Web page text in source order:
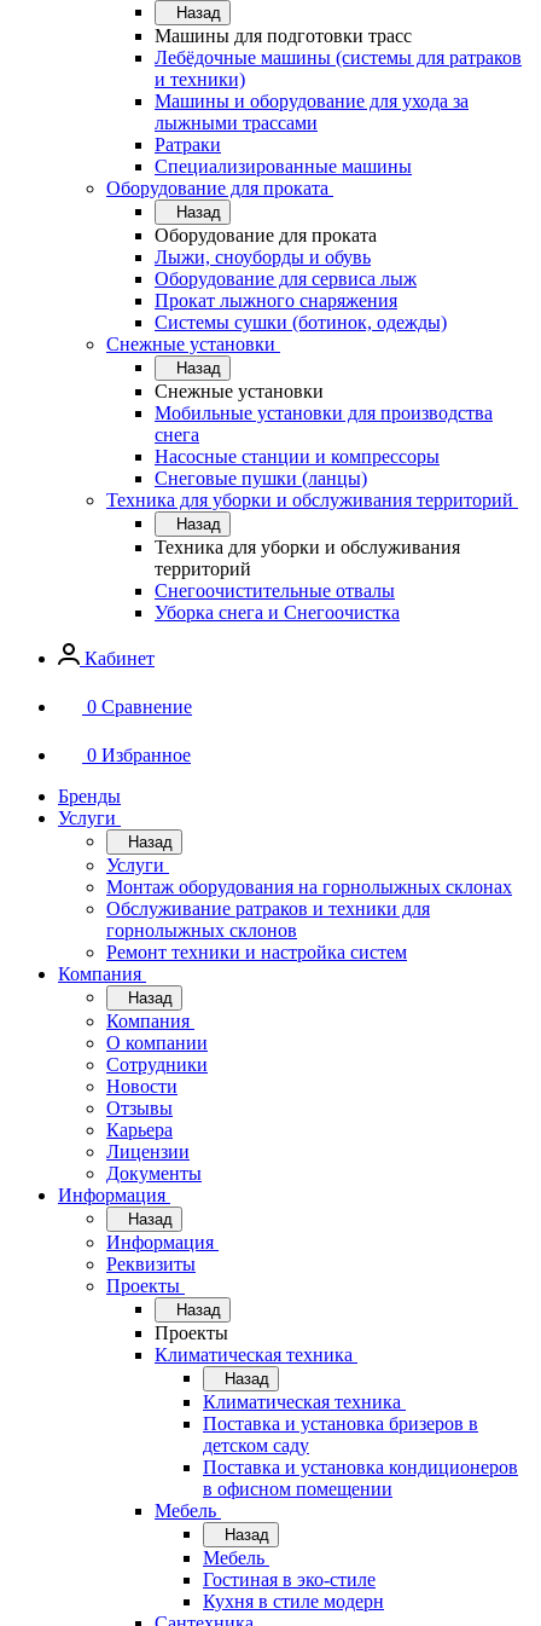
Назад
Машины для подготовки трасс
Лебёдочные машины (системы для ратраков
и техники)
Машины и оборудование для ухода за
лыжными трассами
Ратраки
Специализированные машины
Оборудование для проката
Назад
Оборудование для проката
Лыжи, сноуборды и обувь
Оборудование для сервисa лыж
Прокат лыжного снаряжения
Системы сушки (ботинок, одежды)
Снежные установки
Назад
Снежные установки
Мобильные установки для производства
снега
Насосные станции и компрессоры
Снеговые пушки (ланцы)
Техника для уборки и обслуживания территорий
Назад
Техника для уборки и обслуживания
территорий
Снегоочистительные отвалы
Уборка снега и Снегоочистка
Кабинет
0 Сравнение
0 Избранное
Бренды
Услуги
Назад
Услуги
Монтаж оборудования на горнолыжных склонах
Обслуживание ратраков и техники для
горнолыжных склонов
Ремонт техники и настройка систем
Компания
Назад
Компания
О компании
Сотрудники
Новости
Отзывы
Карьера
Лицензии
Документы
Информация
Назад
Информация
Реквизиты
Проекты
Назад
Проекты
Климатическая техника
Назад
Климатическая техника
Поставка и установка бризеров в
детском саду
Поставка и установка кондиционеров
в офисном помещении
Мебель
Назад
Мебель
Гостиная в эко-стиле
Кухня в стиле модерн